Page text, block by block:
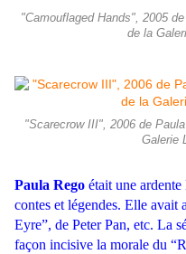
"Camouflaged Hands", 2005
de la
"Scarecrow III", 2006 de
Galerie
Paula Rego était une
contes et légendes. Elle avait
Eyre”, de Peter Pan, etc. La
façon incisive la morale du